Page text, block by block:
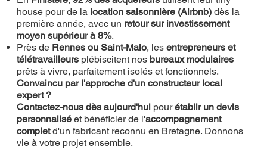
house pour de la location saisonnière (Airbnb)dès la
première année, avec un retour sur investissement
moyen supérieur à 8%.
Près de Rennes ou Saint-Malo, les entrepreneurs et
télétravailleursplébiscitent nos bureaux modulaires
prêts à vivre, parfaitement isolés et fonctionnels.
Convaincu par l'approche d'un constructeur local
expert ?
Contactez-nous dès aujourd'huipourétablir un devis
personnaliséet bénéficier de l'accompagnement
completd'un fabricant reconnu en Bretagne. Donnons
vie à votre projet ensemble.